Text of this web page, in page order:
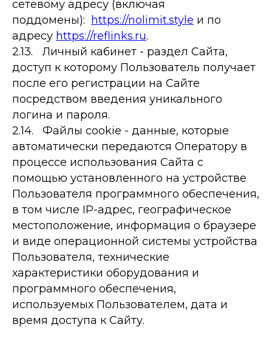
сетевому адресу (включая
поддомены):
https://nolimit.style и по
адресу https://reflinks.ru.
2.13. Личный кабинет - раздел Сайта,
доступ к которому Пользователь получает
после его регистрации на Сайте
посредством введения уникального
логина и пароля.
2.14. Файлы cookie - данные, которые
автоматически передаются Оператору в
процессе использования Сайта с
помощью установленного на устройстве
Пользователя программного обеспечения,
в том числе IP-адрес, географическое
местоположение, информация о браузере
и виде операционной системы устройства
Пользователя, технические
характеристики оборудования и
программного обеспечения,
используемых Пользователем, дата и
время доступа к Сайту.